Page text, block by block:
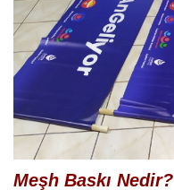
Meşh Baskı Nedir?